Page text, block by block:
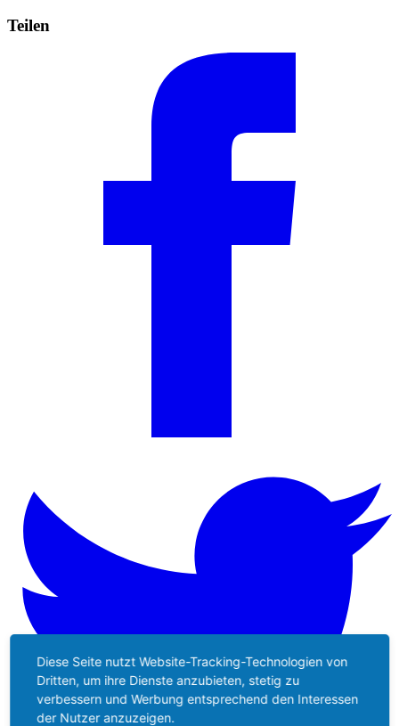
Teilen
Diese Seite nutzt Website-Tracking-Technologien von
Dritten, um ihre Dienste anzubieten, stetig zu
verbessern und Werbung entsprechend den Interessen
der Nutzer anzuzeigen.